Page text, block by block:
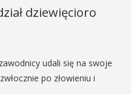
dziewięcioro
udali się na swoje
po złowieniu i